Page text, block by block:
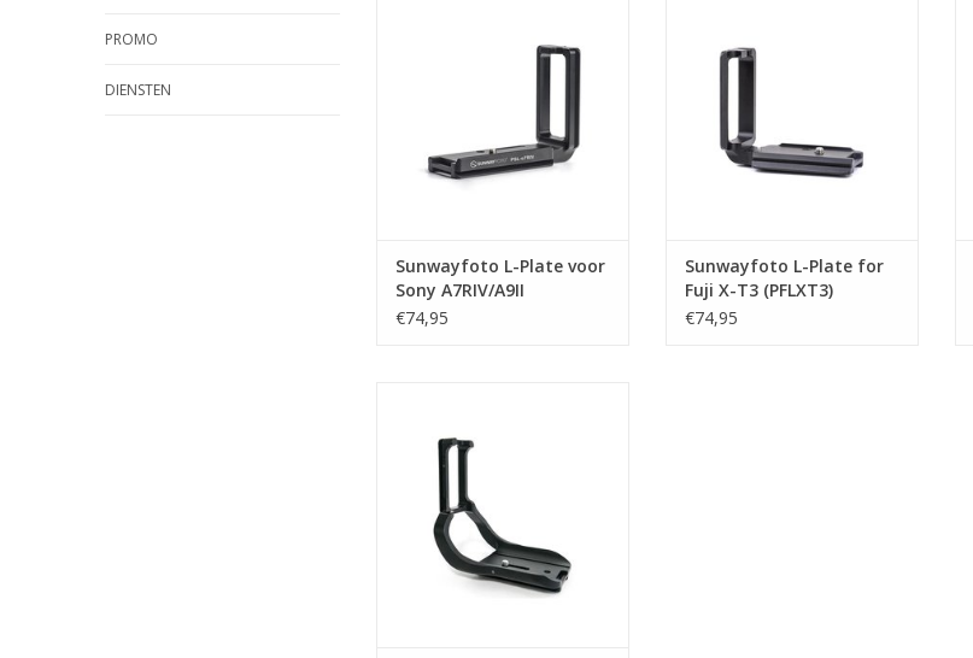
PROMO
DIENSTEN
TOEVOEGEN AAN WINKELWAGEN
Sunwayfoto L-Plate voor
Sony A7RIV/A9II
€74,95
TOEVOEGEN AAN WINKELWAGEN
Sunwayfoto L-Plate for
Fuji X-T3 (PFLXT3)
€74,95
TOEVOEGEN AAN WINKELWAGEN